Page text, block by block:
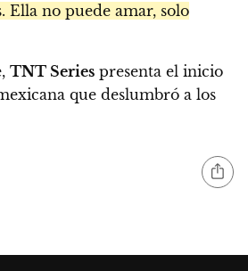
Ella no puede amar, solo
TNT Series presenta el inicio
que deslumbró a los